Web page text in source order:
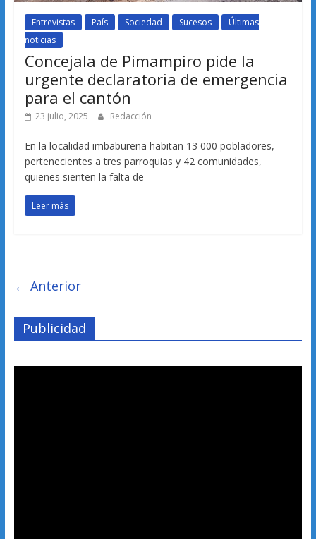
Entrevistas País Sociedad Sucesos
Últimas
noticias
Concejala de Pimampiro pide la
urgente declaratoria de emergencia
para el cantón
23 julio, 2025 Redacción
En la localidad imbabureña habitan 13 000 pobladores,
pertenecientes a tres parroquias y 42 comunidades,
quienes sienten la falta de
Leer más
← Anterior
Publicidad